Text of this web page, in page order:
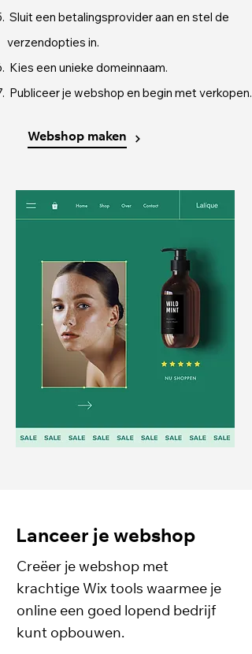
Sluit een betalingsprovider aan en stel de
verzendopties in.
Kies een unieke domeinnaam.
Publiceer je webshop en begin met verkopen.
Webshop maken
Lanceer je webshop
Creëer je webshop met
krachtige Wix tools waarmee je
online een goed lopend bedrijf
kunt opbouwen.